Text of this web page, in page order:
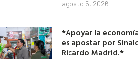
agosto 5, 2026
*Apoyar la
es apostar por
Ricardo Madrid.*